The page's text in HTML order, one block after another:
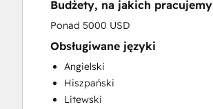
Sales Enablement
Search Engine Optimization
Social Media
Website Design
Website Development
Website Migration
Budżety, na jakich pracujemy
Ponad 5000 USD
Obsługiwane języki
Angielski
Hiszpański
Litewski